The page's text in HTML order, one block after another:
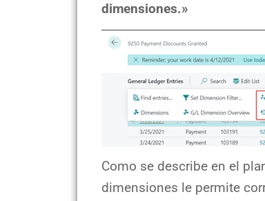
dimensiones.»
Como se describe en el
dimensiones le permite